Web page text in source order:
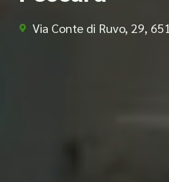
Via Conte di Ruvo, 29,